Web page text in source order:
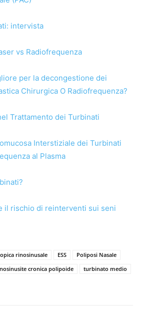
intervista
vs Radiofrequenza
per la decongestione dei
Chirurgica O Radiofrequenza?
Trattamento dei Turbinati
Interstiziale dei Turbinati
al Plasma
il rischio di reinterventi sui seni
rinosinusale ESS
Poliposi Nasale
cronica polipoide
turbinato medio